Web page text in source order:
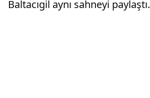
Baltacıgil aynı sahneyi paylaştı.